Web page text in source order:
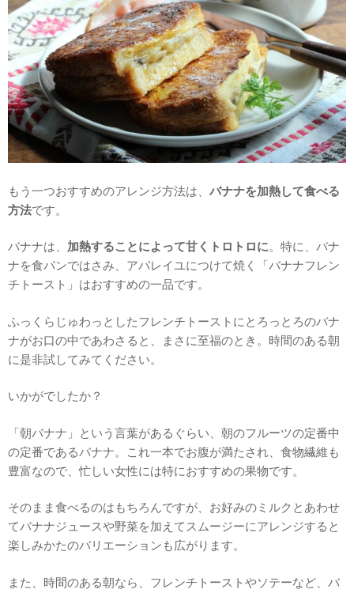
もう一つおすすめのアレンジ方法は、 バナナを加熱して食べる
方法です。
バナナは、 加熱することによって甘くトロトロに。特に、バナ
ナを食パンではさみ、アパレイユにつけて焼く「バナナフレン
チトースト」はおすすめの一品です。
ふっくらじゅわっとしたフレンチトーストにとろっとろのバナ
ナがお口の中であわさると、まさに至福のとき。時間のある朝
に是非試してみてください。
いかがでしたか？
「朝バナナ」という言葉があるぐらい、朝のフルーツの定番中
の定番であるバナナ。これ一本でお腹が満たされ、食物繊維も
豊富なので、忙しい女性には特におすすめの果物です。
そのまま食べるのはもちろんですが、お好みのミルクとあわせ
てバナナジュースや野菜を加えてスムージーにアレンジすると
楽しみかたのバリエーションも広がります。
また、時間のある朝なら、フレンチトーストやソテーなど、バ